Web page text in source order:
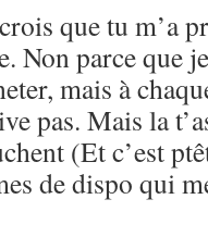
que tu m’a
Non parce que
mais à
pas. Mais la
(Et c’est
de dispo qui